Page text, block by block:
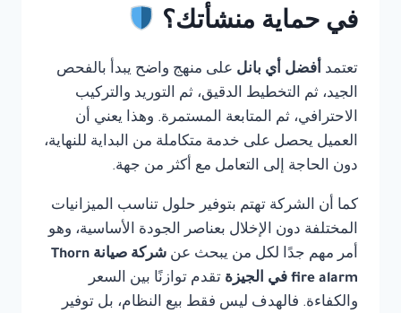
في حماية منشأتك؟
تعتمد أفضل أي بانل على منهج واضح يبدأ بالفحص
الجيد، ثم التخطيط الدقيق، ثم التوريد والتركيب
الاحترافي، ثم المتابعة المستمرة. وهذا يعني أن
العميل يحصل على خدمة متكاملة من البداية للنهاية،
دون الحاجة إلى التعامل مع أكثر من جهة.
كما أن الشركة تهتم بتوفير حلول تناسب الميزانيات
المختلفة دون الإخلال بعناصر الجودة الأساسية، وهو
أمر مهم جدًا لكل من يبحث عن
شركة صيانة Thorn
fire alarm في الجيزة
تقدم توازنًا بين السعر
والكفاءة. فالهدف ليس فقط بيع النظام، بل توفير